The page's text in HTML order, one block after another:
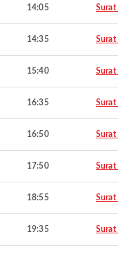
14:05 Surat
14:35 Surat
15:40 Surat
16:35 Surat
16:50 Surat
17:50 Surat
18:55 Surat
19:35 Surat